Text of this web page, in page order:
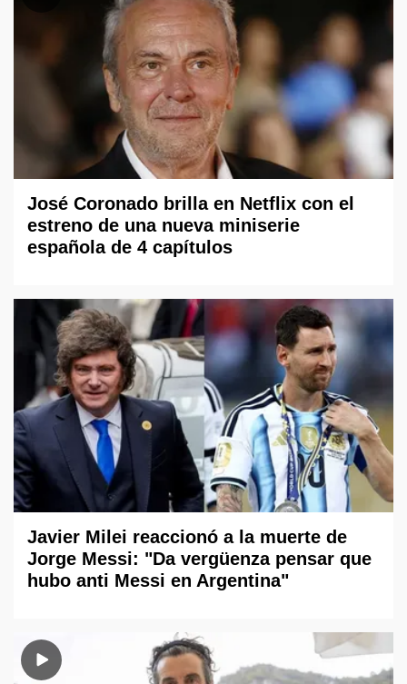
José Coronado brilla en Netflix con el
estreno de una nueva miniserie
española de 4 capítulos
Javier Milei reaccionó a la muerte de
Jorge Messi: "Da vergüenza pensar que
hubo anti Messi en Argentina"